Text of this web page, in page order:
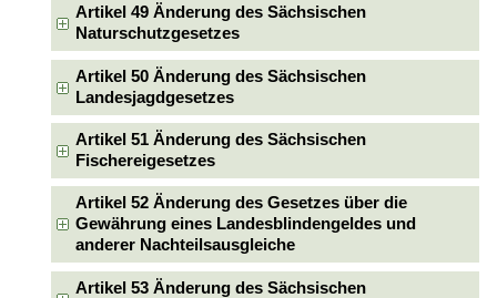
Artikel 49 Änderung des Sächsischen
Naturschutzgesetzes
Artikel 50 Änderung des Sächsischen
Landesjagdgesetzes
Artikel 51 Änderung des Sächsischen
Fischereigesetzes
Artikel 52 Änderung des Gesetzes über die
Gewährung eines Landesblindengeldes und
anderer Nachteilsausgleiche
Artikel 53 Änderung des Sächsischen